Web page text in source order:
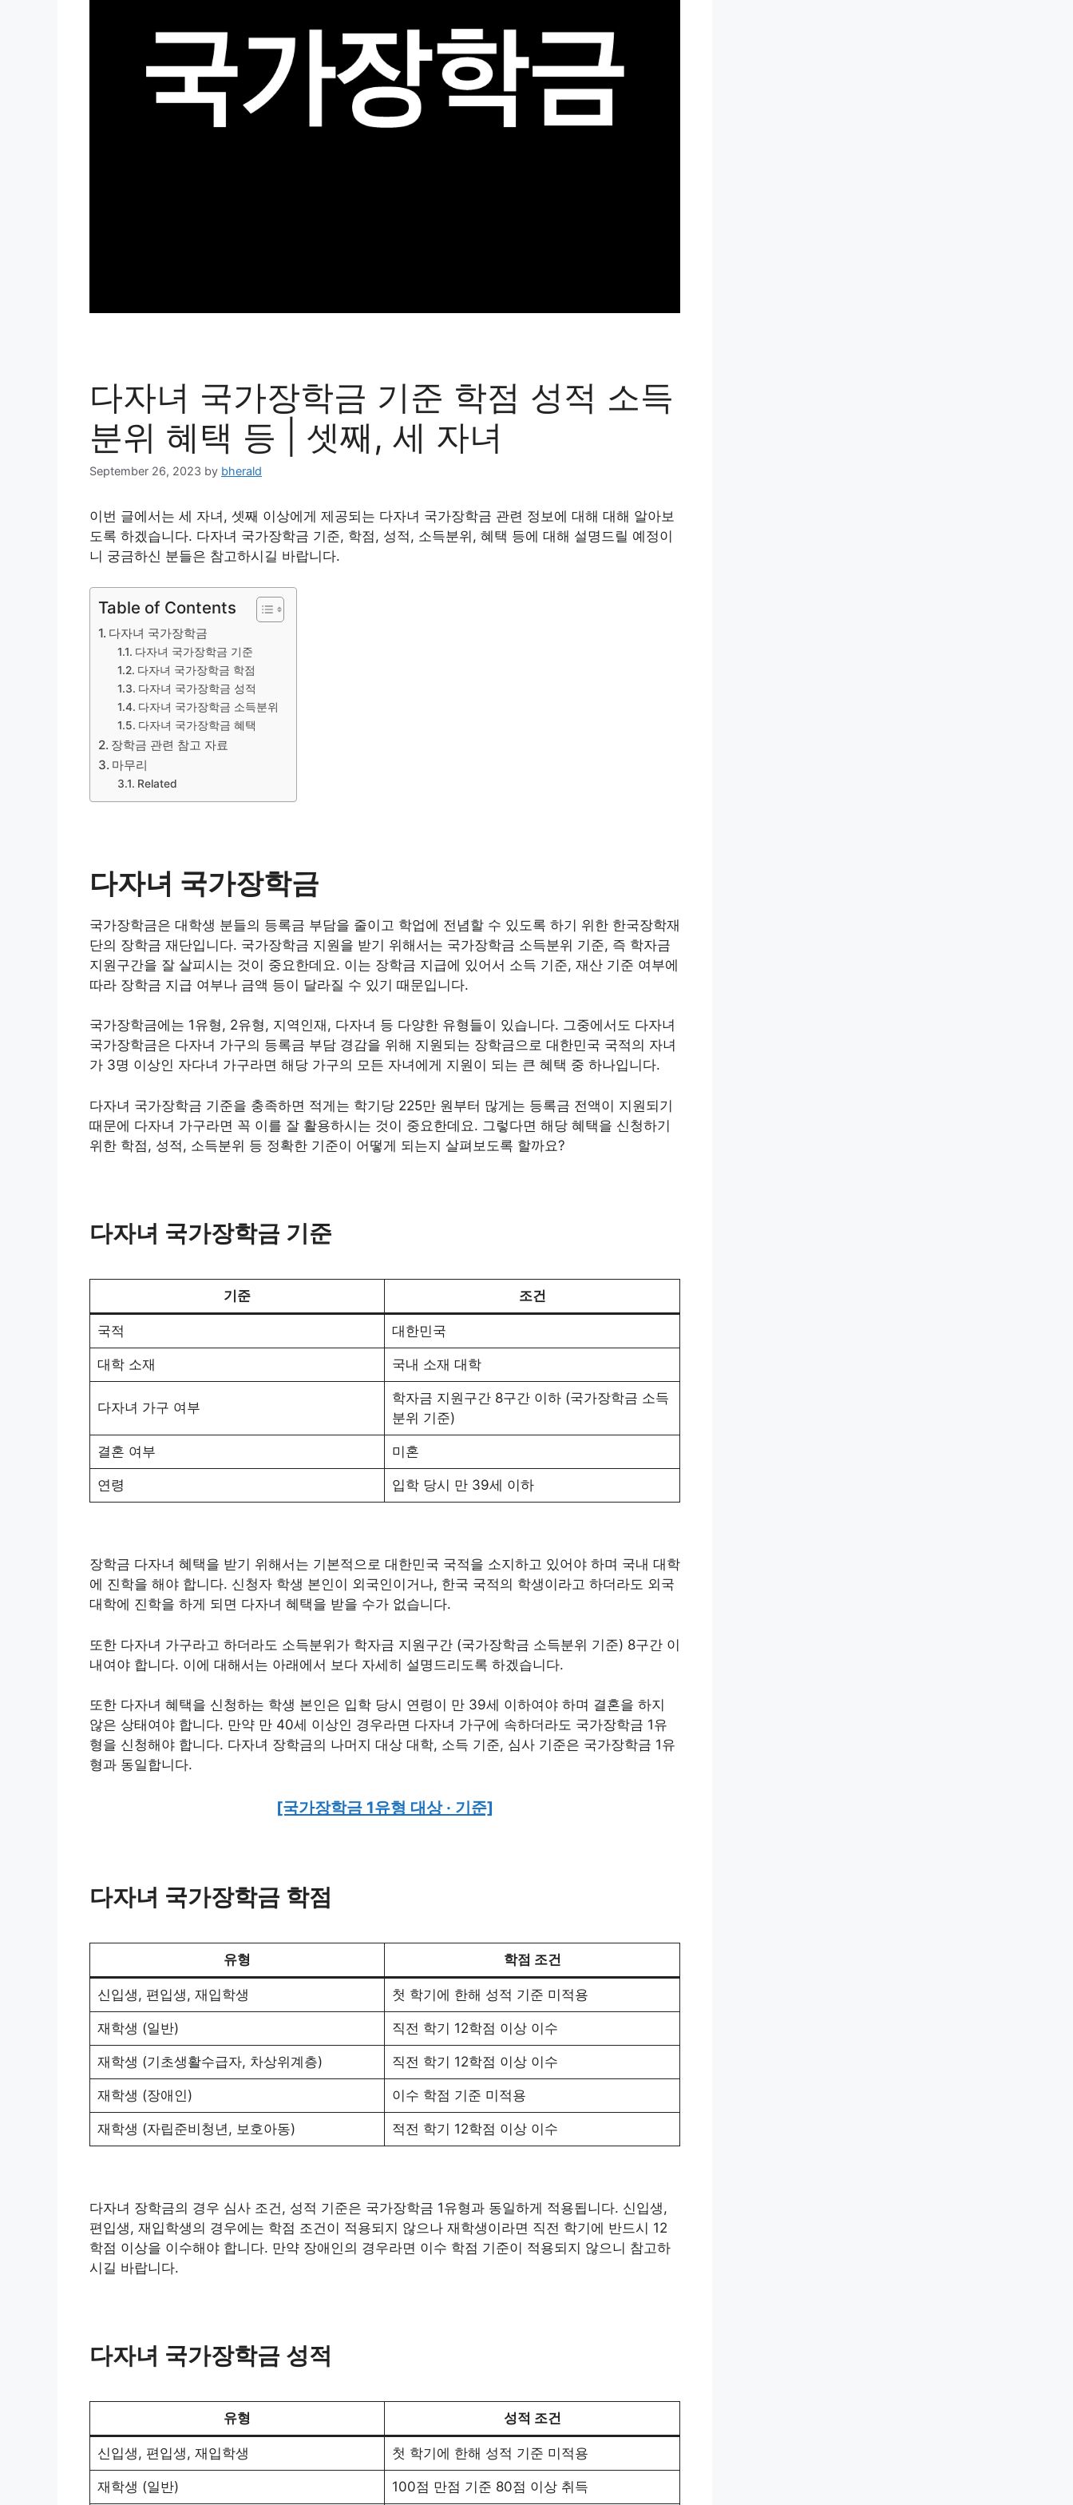
다자녀 국가장학금 기준 학점 성적 소득
분위 혜택 등 | 셋째, 세 자녀
September 26, 2023 by bherald
이번 글에서는 세 자녀, 셋째 이상에게 제공되는 다자녀 국가장학금 관련 정보에 대해 대해 알아보
도록 하겠습니다. 다자녀 국가장학금 기준, 학점, 성적, 소득분위, 혜택 등에 대해 설명드릴 예정이
니 궁금하신 분들은 참고하시길 바랍니다.
Table of Contents
다자녀 국가장학금
다자녀 국가장학금 기준
다자녀 국가장학금 학점
다자녀 국가장학금 성적
다자녀 국가장학금 소득분위
다자녀 국가장학금 혜택
장학금 관련 참고 자료
마무리
Related
다자녀 국가장학금
국가장학금은 대학생 분들의 등록금 부담을 줄이고 학업에 전념할 수 있도록 하기 위한 한국장학재
단의 장학금 재단입니다. 국가장학금 지원을 받기 위해서는 국가장학금 소득분위 기준, 즉 학자금
지원구간을 잘 살피시는 것이 중요한데요. 이는 장학금 지급에 있어서 소득 기준, 재산 기준 여부에
따라 장학금 지급 여부나 금액 등이 달라질 수 있기 때문입니다.
국가장학금에는 1유형, 2유형, 지역인재, 다자녀 등 다양한 유형들이 있습니다. 그중에서도 다자녀
국가장학금은 다자녀 가구의 등록금 부담 경감을 위해 지원되는 장학금으로 대한민국 국적의 자녀
가 3명 이상인 자다녀 가구라면 해당 가구의 모든 자녀에게 지원이 되는 큰 혜택 중 하나입니다.
다자녀 국가장학금 기준을 충족하면 적게는 학기당 225만 원부터 많게는 등록금 전액이 지원되기
때문에 다자녀 가구라면 꼭 이를 잘 활용하시는 것이 중요한데요. 그렇다면 해당 혜택을 신청하기
위한 학점, 성적, 소득분위 등 정확한 기준이 어떻게 되는지 살펴보도록 할까요?
다자녀 국가장학금 기준
기준 조건
국적 대한민국
대학 소재 국내 소재 대학
다자녀 가구 여부
학자금 지원구간 8구간 이하 (국가장학금 소득
분위 기준)
결혼 여부 미혼
연령 입학 당시 만 39세 이하
장학금 다자녀 혜택을 받기 위해서는 기본적으로 대한민국 국적을 소지하고 있어야 하며 국내 대학
에 진학을 해야 합니다. 신청자 학생 본인이 외국인이거나, 한국 국적의 학생이라고 하더라도 외국
대학에 진학을 하게 되면 다자녀 혜택을 받을 수가 없습니다.
또한 다자녀 가구라고 하더라도 소득분위가 학자금 지원구간 (국가장학금 소득분위 기준) 8구간 이
내여야 합니다. 이에 대해서는 아래에서 보다 자세히 설명드리도록 하겠습니다.
또한 다자녀 혜택을 신청하는 학생 본인은 입학 당시 연령이 만 39세 이하여야 하며 결혼을 하지
않은 상태여야 합니다. 만약 만 40세 이상인 경우라면 다자녀 가구에 속하더라도 국가장학금 1유
형을 신청해야 합니다. 다자녀 장학금의 나머지 대상 대학, 소득 기준, 심사 기준은 국가장학금 1유
형과 동일합니다.
[국가장학금 1유형 대상 · 기준]
다자녀 국가장학금 학점
유형 학점 조건
신입생, 편입생, 재입학생 첫 학기에 한해 성적 기준 미적용
재학생 (일반) 직전 학기 12학점 이상 이수
재학생 (기초생활수급자, 차상위계층) 직전 학기 12학점 이상 이수
재학생 (장애인) 이수 학점 기준 미적용
재학생 (자립준비청년, 보호아동) 적전 학기 12학점 이상 이수
다자녀 장학금의 경우 심사 조건, 성적 기준은 국가장학금 1유형과 동일하게 적용됩니다. 신입생,
편입생, 재입학생의 경우에는 학점 조건이 적용되지 않으나 재학생이라면 직전 학기에 반드시 12
학점 이상을 이수해야 합니다. 만약 장애인의 경우라면 이수 학점 기준이 적용되지 않으니 참고하
시길 바랍니다.
다자녀 국가장학금 성적
유형 성적 조건
신입생, 편입생, 재입학생 첫 학기에 한해 성적 기준 미적용
재학생 (일반) 100점 만점 기준 80점 이상 취득